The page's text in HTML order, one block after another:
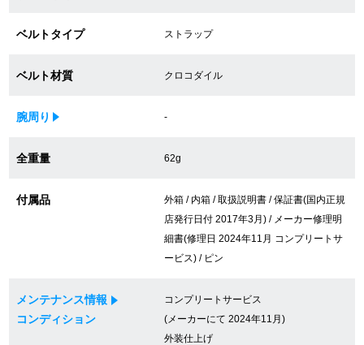
75%以上保証！中古商品高価買戻し
修理・メンテナンスをご希望の方
オーバーホールについて
ベルトタイプ ストラップ
ベルト材質 クロコダイル
腕周り -
全重量 62g
付属品
外箱 / 内箱 / 取扱説明書 / 保証書(国内正規
店発行日付 2017年3月) / メーカー修理明
細書(修理日 2024年11月 コンプリートサ
ービス) / ピン
メンテナンス情報
コンディション
コンプリートサービス
(メーカーにて 2024年11月)
外装仕上げ